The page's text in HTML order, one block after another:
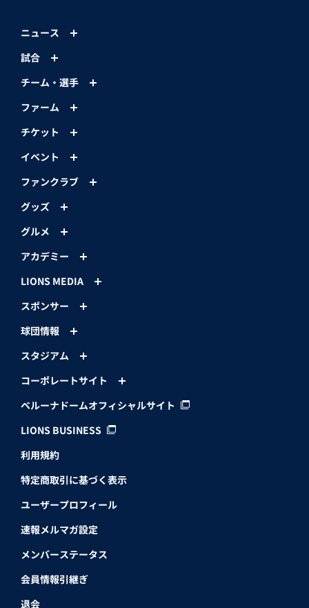
ニュース
試合
チーム・選手
ファーム
チケット
イベント
ファンクラブ
グッズ
グルメ
アカデミー
LIONS MEDIA
スポンサー
球団情報
スタジアム
コーポレートサイト
ベルーナドームオフィシャルサイト
LIONS BUSINESS
利用規約
特定商取引に基づく表示
ユーザープロフィール
速報メルマガ設定
メンバーステータス
会員情報引継ぎ
退会